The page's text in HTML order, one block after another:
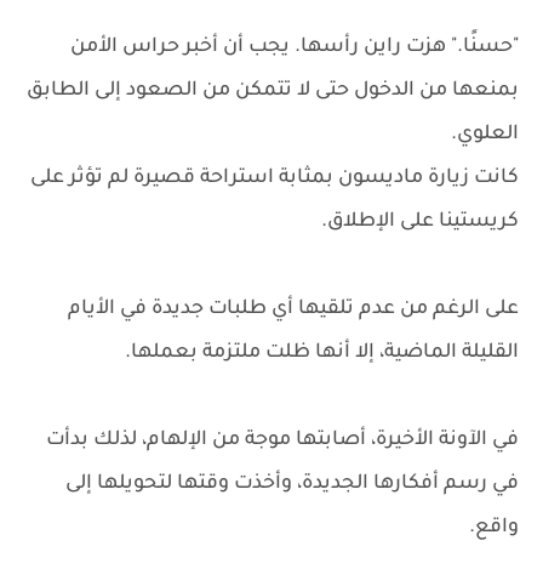
"حسنًا." هزت راين رأسها. يجب أن أخبر حراس الأمن
بمنعها من الدخول حتى لا تتمكن من الصعود إلى الطابق
العلوي.
كانت زيارة ماديسون بمثابة استراحة قصيرة لم تؤثر على
كريستينا على الإطلاق.
على الرغم من عدم تلقيها أي طلبات جديدة في الأيام
القليلة الماضية، إلا أنها ظلت ملتزمة بعملها.
في الآونة الأخيرة، أصابتها موجة من الإلهام، لذلك بدأت
في رسم أفكارها الجديدة، وأخذت وقتها لتحويلها إلى
واقع.